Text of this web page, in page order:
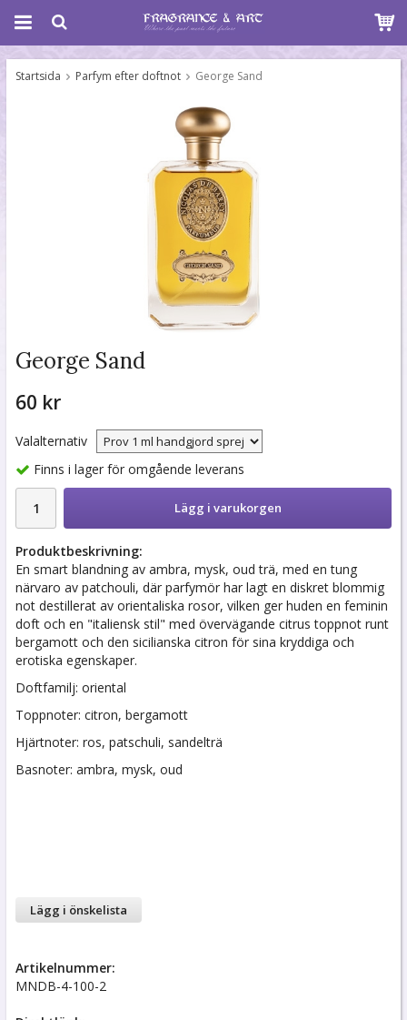
Startsida Parfym efter doftnot George Sand
George Sand
60 kr
Valalternativ
Finns i lager för omgående leverans
Lägg i varukorgen
Produktbeskrivning:
En smart blandning av ambra, mysk, oud trä, med en tung
närvaro av patchouli, där parfymör har lagt en diskret blommig
not destillerat av orientaliska rosor, vilken ger huden en feminin
doft och en "italiensk stil" med övervägande citrus toppnot runt
bergamott och den sicilianska citron för sina kryddiga och
erotiska egenskaper.
Doftfamilj: oriental
Toppnoter: citron, bergamott
Hjärtnoter: ros, patschuli, sandelträ
Basnoter: ambra, mysk, oud
Lägg i önskelista
Artikelnummer:
MNDB-4-100-2